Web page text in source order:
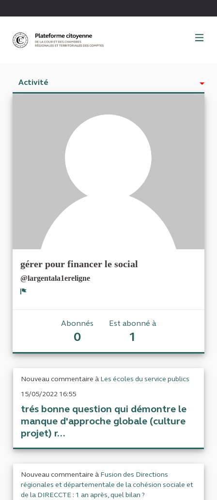
Activité
gérer pour financer le social
@largentala1ereligne
Abonnés
0
Est abonné à
1
Nouveau commentaire à Les écoles du service publics
15/05/2022 16:55
trés bonne question qui démontre le
manque d'approche globale (culture
projet) r...
Nouveau commentaire à Fusion des Directions
régionales et départementale de la cohésion sociale et
de la DIRECCTE : 1 an après, quel bilan ?